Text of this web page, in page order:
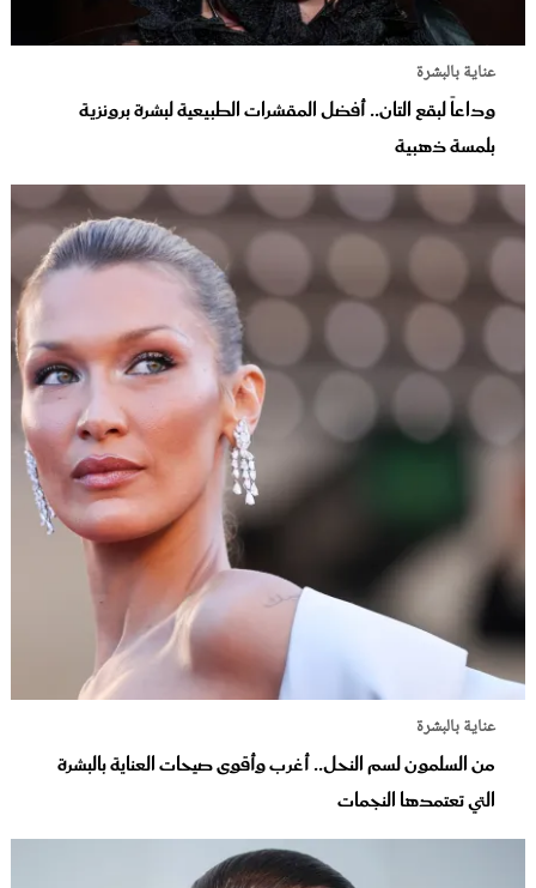
عناية بالبشرة
وداعاً لبقع التان.. أفضل المقشرات الطبيعية لبشرة برونزية
بلمسة ذهبية
عناية بالبشرة
من السلمون لسم النحل.. أغرب وأقوى صيحات العناية بالبشرة
التي تعتمدها النجمات